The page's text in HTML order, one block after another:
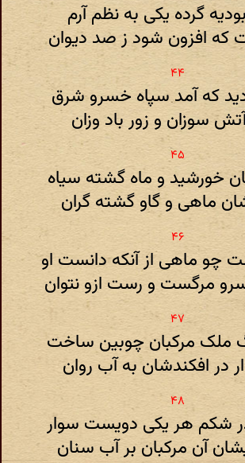
گرده یکی به نظم آرم
که افزون شود ز صد دیوان
که آمد سپاه خسرو شرق
سوزان و زور باد وزان
خورشید و ماه گشته سیاه
ماهی و گاو گشته گران
چو ماهی از آنکه دانست او
مرگست و رست ازو نتوان
ملک مرکبان چوبین ساخت
در افکندشان به آب روان
شکم هر یکی دویست سوار
آن مرکبان بر آب سنان